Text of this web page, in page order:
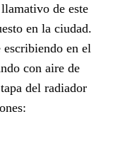
de este
en la ciudad.
en el
con aire de
del radiador